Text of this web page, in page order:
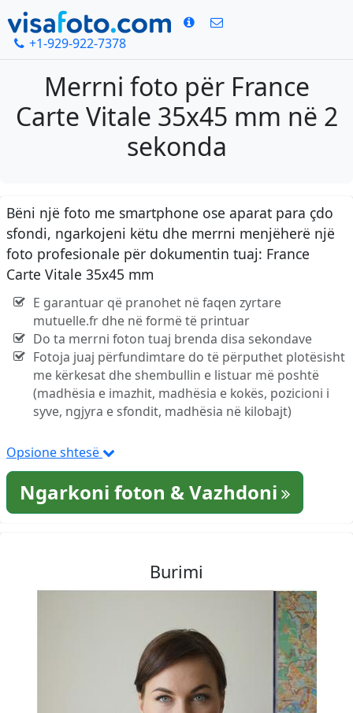
+1-929-922-7378
Merrni foto për France
Carte Vitale 35x45 mm në 2
sekonda
Bëni një foto me smartphone ose aparat para çdo
sfondi, ngarkojeni këtu dhe merrni menjëherë një
foto profesionale për dokumentin tuaj: France
Carte Vitale 35x45 mm
E garantuar që pranohet në faqen zyrtare
mutuelle.fr dhe në formë të printuar
Do ta merrni foton tuaj brenda disa sekondave
Fotoja juaj përfundimtare do të përputhet plotësisht
me kërkesat dhe shembullin e listuar më poshtë
(madhësia e imazhit, madhësia e kokës, pozicioni i
syve, ngjyra e sfondit, madhësia në kilobajt)
Opsione shtesë
Ngarkoni foton & Vazhdoni
Burimi